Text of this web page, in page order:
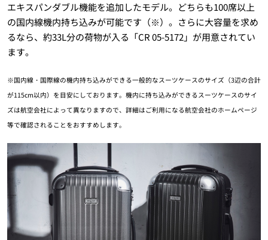
エキスパンダブル機能を追加したモデル。どちらも100席以上
の国内線機内持ち込みが可能です（※）。さらに大容量を求め
るなら、約33L分の荷物が入る「CR 05-5172」が用意されてい
ます。
※国内線・国際線の機内持ち込みができる一般的なスーツケースのサイズ（3辺の合計
が115cm以内）を目安にしております。機内に持ち込みができるスーツケースのサイ
ズは航空会社によって異なりますので、詳細はご利用になる航空会社のホームページ
等で確認されることをおすすめします。